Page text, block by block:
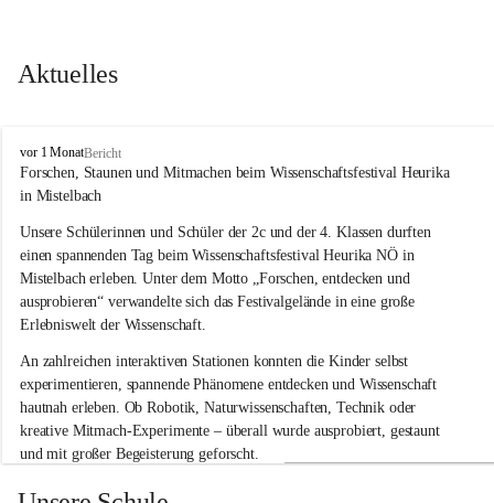
Aktuelles
V
o
l
s
s
c
u
l
e
G
l
o
g
g
n
i
vor 1 MonatBericht
Forschen, Staunen und Mitmachen beim Wissenschaftsfestival Heurika
in Mistelbach
Unsere Schülerinnen und Schüler der 2c und der 4. Klassen durften
einen spannenden Tag beim Wissenschaftsfestival Heurika NÖ in
Mistelbach erleben. Unter dem Motto „Forschen, entdecken und
ausprobieren“ verwandelte sich das Festivalgelände in eine große
Erlebniswelt der Wissenschaft.
An zahlreichen interaktiven Stationen konnten die Kinder selbst
experimentieren, spannende Phänomene entdecken und Wissenschaft
hautnah erleben. Ob Robotik, Naturwissenschaften, Technik oder
kreative Mitmach-Experimente – überall wurde ausprobiert, gestaunt
und mit großer Begeisterung geforscht.
Besonders beeindruckend war, dass Wissenschaftlerinnen und